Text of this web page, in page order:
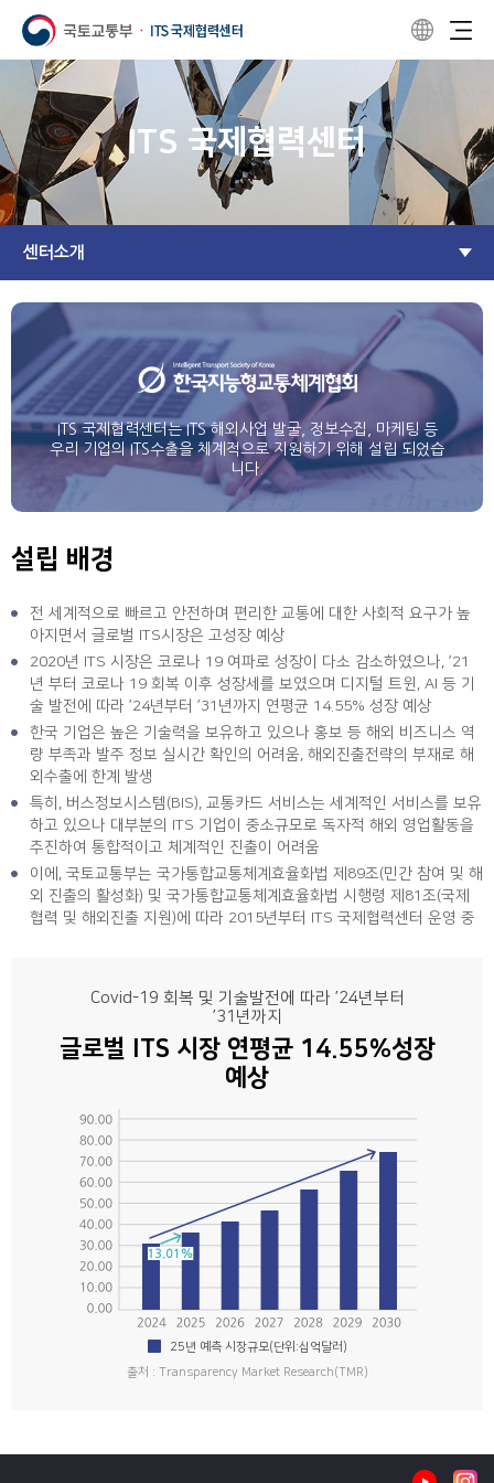
ITS 국제협력센터
센터소개
ITS 국제협력센터는 ITS 해외사업 발굴, 정보수집, 마케팅 등
우리 기업의 ITS수출을 체계적으로 지원하기 위해 설립 되었습
니다.
설립 배경
전 세계적으로 빠르고 안전하며 편리한 교통에 대한 사회적 요구가 높
아지면서 글로벌 ITS시장은 고성장 예상
2020년 ITS 시장은 코로나 19 여파로 성장이 다소 감소하였으나, ’21
년 부터 코로나 19 회복 이후 성장세를 보였으며 디지털 트윈, AI 등 기
술 발전에 따라 ’24년부터 ’31년까지 연평균 14.55% 성장 예상
한국 기업은 높은 기술력을 보유하고 있으나 홍보 등 해외 비즈니스 역
량 부족과 발주 정보 실시간 확인의 어려움, 해외진출전략의 부재로 해
외수출에 한계 발생
특히, 버스정보시스템(BIS), 교통카드 서비스는 세계적인 서비스를 보유
하고 있으나 대부분의 ITS 기업이 중소규모로 독자적 해외 영업활동을
추진하여 통합적이고 체계적인 진출이 어려움
이에, 국토교통부는 국가통합교통체계효율화법 제89조(민간 참여 및 해
외 진출의 활성화) 및 국가통합교통체계효율화법 시행령 제81조(국제
협력 및 해외진출 지원)에 따라 2015년부터 ITS 국제협력센터 운영 중
Covid-19 회복 및 기술발전에 따라 ’24년부터
’31년까지
글로벌 ITS 시장 연평균 14.55%성장
예상
25년 예측 시장규모(단위:십억달러)
출처 : Transparency Market Research(TMR)